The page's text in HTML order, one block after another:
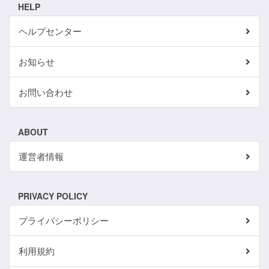
HELP
ヘルプセンター
お知らせ
お問い合わせ
ABOUT
運営者情報
PRIVACY POLICY
プライバシーポリシー
利用規約